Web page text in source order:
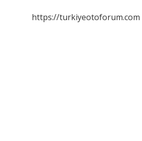
https://turkiyeotoforum.com